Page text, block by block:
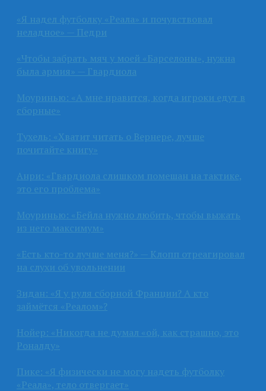
«Я надел футболку «Реала» и почувствовал
неладное» — Педри
«Чтобы забрать мяч у моей «Барселоны», нужна
была армия» — Гвардиола
Моуринью: «А мне нравится, когда игроки едут в
сборные»
Тухель: «Хватит читать о Вернере, лучше
почитайте книгу»
Анри: «Гвардиола слишком помешан на тактике,
это его проблема»
Моуринью: «Бейла нужно любить, чтобы выжать
из него максимум»
«Есть кто-то лучше меня?» — Клопп отреагировал
на слухи об увольнении
Зидан: «Я у руля сборной Франции? А кто
займётся «Реалом»?
Нойер: «Никогда не думал «ой, как страшно, это
Роналду»
Пике: «Я физически не могу надеть футболку
«Реала», тело отвергает»